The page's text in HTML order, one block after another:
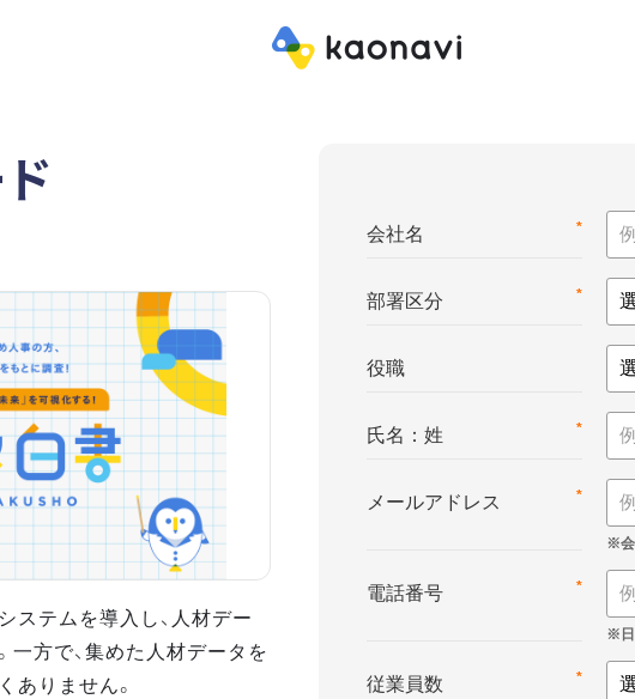
ステムを導入し、人材デー
方で、集めた人材データを
ありません。
*
会社名
*
部署区分
役職
*
氏名：姓
*
メールアドレス
*
電話番号
*
従業員数